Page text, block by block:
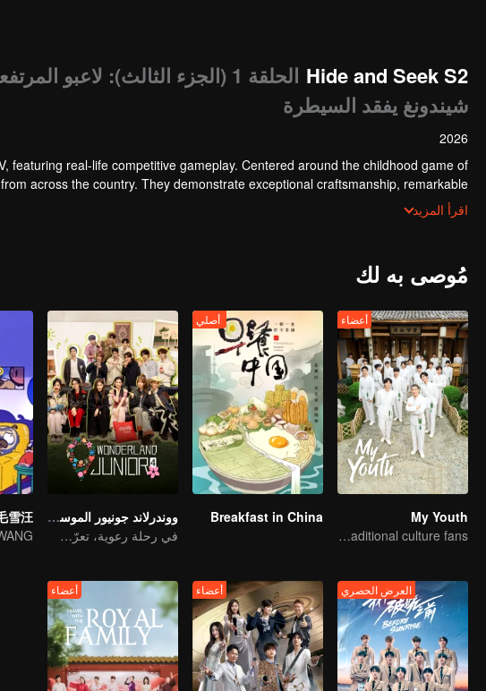
Hide and Seek S2
الحلقة 1 (الجزء الثالث): لاعبو
شيندونغ يفقد السيطرة
2026
featuring real-life competitive gameplay. Centered around the childhood game of
across the country. They demonstrate exceptional craftsmanship, remarkable
all kinds of ingenious tactics to evade blanket searches by various hunter squads.
اقرأ المزيد
مُوصى به لك
أعضاء
My Youth
Here come the young traditional culture fans!
أصلي
Breakfast in China
ووندرلاند جونيور الموسم الرابع
في رحلة رعوية، تعرّف على العالم
雪汪
العرض الحصري أعضاء أعضاء